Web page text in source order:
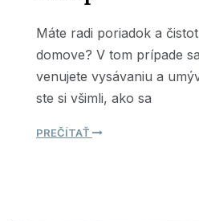
Máte radi poriadok a
domove? V tom prípade
venujete vysávaniu a
ste si všimli, ako sa
PREČÍTAŤ